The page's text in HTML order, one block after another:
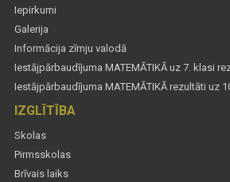
Iepirkumi
Galerija
Informācija zīmju valodā
Iestājpārbaudījuma MATEMĀTIKĀ uz 7. klasi
Iestājpārbaudījuma MATEMĀTIKĀ rezultāti uz
IZGLĪTĪBA
Skolas
Pirmsskolas
Brīvais laiks